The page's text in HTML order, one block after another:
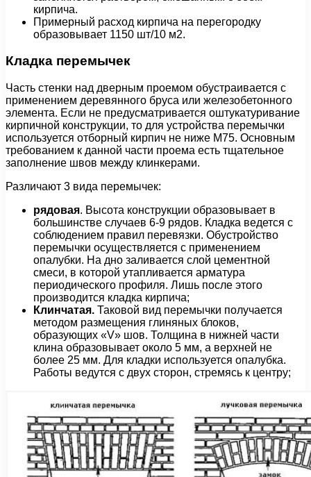
кирпича.
Примерный расход кирпича на перегородку
образовывает 1150 шт/10 м2.
Кладка перемычек
Часть стенки над дверным проемом обустраивается с
применением деревянного бруса или железобетонного
элемента. Если не предусматривается оштукатуривание
кирпичной конструкции, то для устройства перемычки
используется отборный кирпич не ниже М75. Основным
требованием к данной части проема есть тщательное
заполнение швов между клинкерами.
Различают 3 вида перемычек:
рядовая. Высота конструкции образовывает в
большинстве случаев 6-9 рядов. Кладка ведется с
соблюдением правил перевязки. Обустройство
перемычки осуществляется с применением
опалубки. На дно заливается слой цементной
смеси, в которой утапливается арматура
периодического профиля. Лишь после этого
производится кладка кирпича;
Клинчатая. Таковой вид перемычки получается
методом размещения глиняных блоков,
образующих «V» шов. Толщина в нижней части
клина образовывает около 5 мм, а верхней не
более 25 мм. Для кладки используется опалубка.
Работы ведутся с двух сторон, стремясь к центру;